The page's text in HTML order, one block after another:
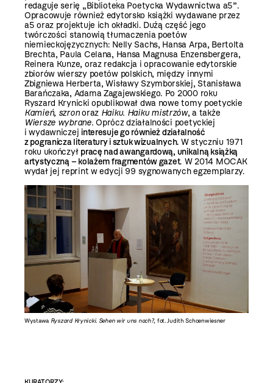
redaguje serię „Biblioteka Poetycka Wydawnictwa a5”.
Opracowuje również edytorsko książki wydawane przez
a5 oraz projektuje ich okładki. Dużą część jego
twórczości stanowią tłumaczenia poetów
niemieckojęzycznych: Nelly Sachs, Hansa Arpa, Bertolta
Brechta, Paula Celana, Hansa Magnusa Enzensbergera,
Reinera Kunze, oraz redakcja i opracowanie edytorskie
zbiorów wierszy poetów polskich, między innymi
Zbigniewa Herberta, Wisławy Szymborskiej, Stanisława
Barańczaka, Adama Zagajewskiego. Po 2000 roku
Ryszard Krynicki opublikował dwa nowe tomy poetyckie
Kamień, szronorazHaiku. Haiku mistrzów, a także
Wiersze wybrane.Oprócz działalności poetyckiej
i wydawniczejinteresuje go również działalność
z pogranicza literatury i sztuk wizualnych.W styczniu 1971
roku ukończył pracę nad awangardową, unikalną książką
artystyczną – kolażem fragmentów gazet. W 2014 MOCAK
wydał jej reprint w edycji 99 sygnowanych egzemplarzy.
Wystawa Ryszard Krynicki. Sehen wir uns noch?, fot. Judith Schoenwiesner